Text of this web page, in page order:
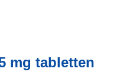
mg tabletten